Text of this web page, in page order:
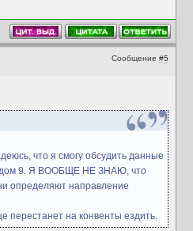
Сообщение #5
что я смогу обсудить данные
9. Я ВООБЩЕ НЕ ЗНАЮ, что
определяют направление
перестанет на конвенты ездить.